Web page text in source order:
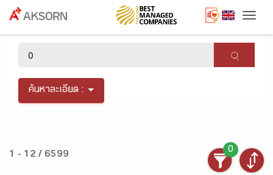
ค้นหาละเอียด :
1 - 12 / 6599
0